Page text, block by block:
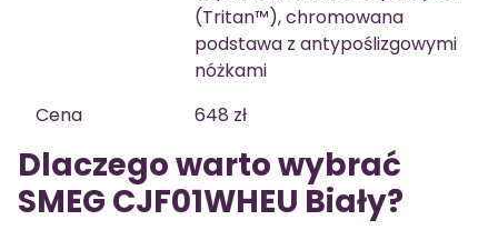
(Tritan™), chromowana
podstawa z antypoślizgowymi
nóżkami
Cena
648 zł
Dlaczego warto wybrać
SMEG CJF01WHEU Biały?